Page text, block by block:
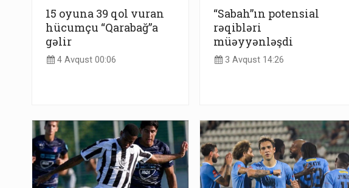
15 oyuna 39 qol vuran
hücumçu “Qarabağ”a
gəlir
4 Avqust 00:06
“Sabah”ın potensial
rəqibləri
müəyyənləşdi
3 Avqust 14:26